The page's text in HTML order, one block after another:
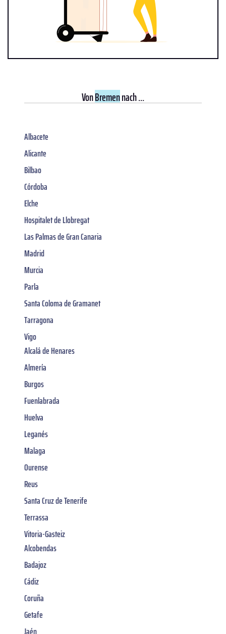
VonBremennach ...
Albacete
Alicante
Bilbao
Córdoba
Elche
Hospitalet de Llobregat
Las Palmas de Gran Canaria
Madrid
Murcia
Parla
Santa Coloma de Gramanet
Tarragona
Vigo
Alcalá de Henares
Almería
Burgos
Fuenlabrada
Huelva
Leganés
Malaga
Ourense
Reus
Santa Cruz de Tenerife
Terrassa
Vitoria-Gasteiz
Alcobendas
Badajoz
Cádiz
Coruña
Getafe